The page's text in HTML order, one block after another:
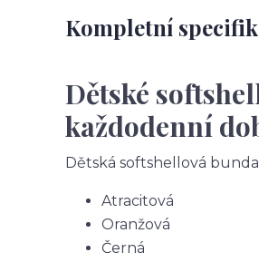
Kompletní
Dětské
každodenní
Dětská softshellová
Atracitová
Oranžová
Černá